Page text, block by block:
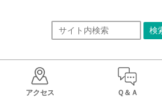
アクセス Ｑ＆Ａ